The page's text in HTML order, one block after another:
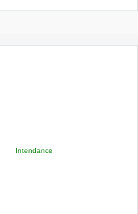
Intendance